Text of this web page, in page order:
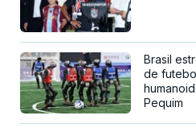
Brasil
de
Pequim